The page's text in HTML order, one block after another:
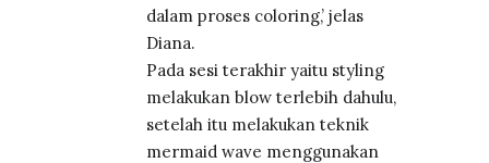
dalam proses coloring,’ jelas
Diana.
Pada sesi terakhir yaitu styling
melakukan blow terlebih dahulu,
setelah itu melakukan teknik
mermaid wave menggunakan